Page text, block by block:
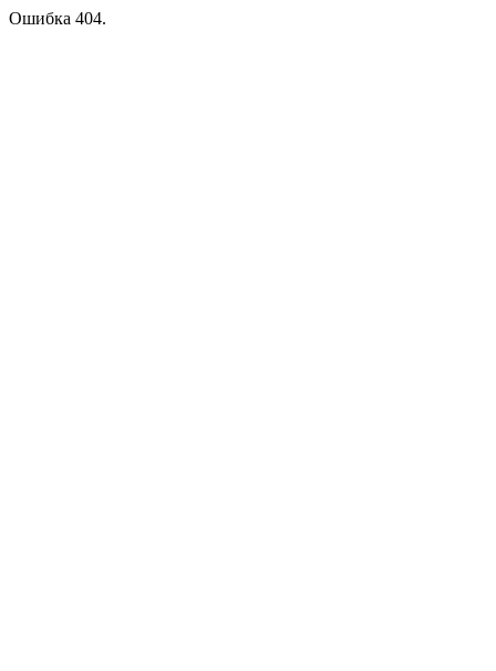
Ошибка 404.